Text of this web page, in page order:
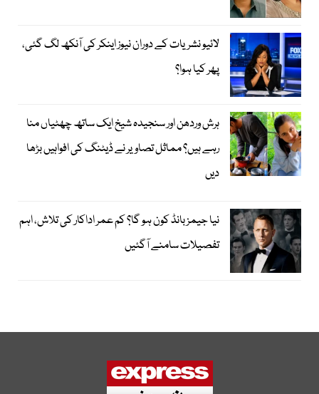
لائیو نشریات کے دوران نیوز اینکر کی آنکھ لگ گئی،
پھر کیا ہوا؟
ہرش وردھن اور سنجیدہ شیخ ایک ساتھ چھٹیاں منا
رہے ہیں؟ مماثل تصاویر نے ڈیٹنگ کی افواہیں بڑھا
دیں
نیا جیمز بانڈ کون ہو گا؟ کم عمر اداکار کی تلاش، اہم
تفصیلات سامنے آگئیں